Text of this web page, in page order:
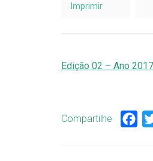
Imprimir
Edição 02 – Ano 2017
Compartilhe